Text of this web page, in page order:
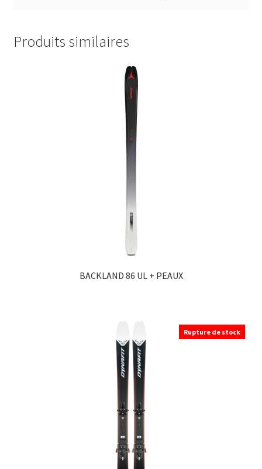
Produits similaires
BACKLAND 86 UL + PEAUX
plusieurs
variations.
Les
options
peuvent
être
choisies
sur
la
Rupture de stock